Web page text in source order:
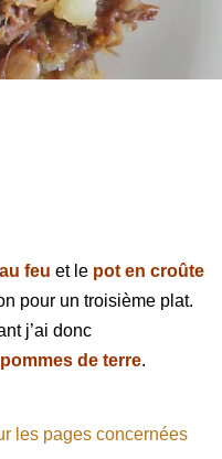
feu et le pot en croûte
pour un troisième plat.
j’ai donc
pommes de terre.
les pages concernées